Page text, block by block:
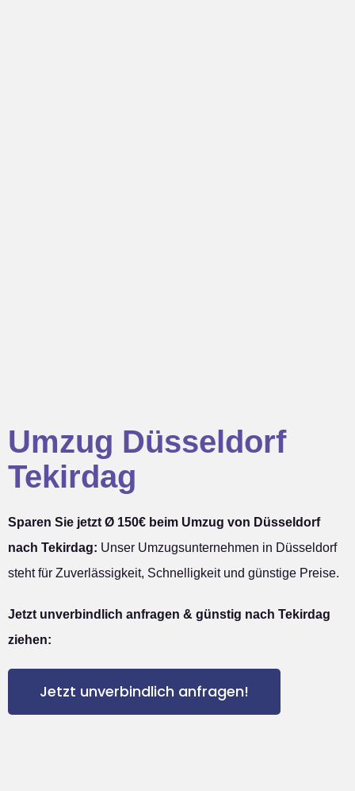
Umzug Düsseldorf
Tekirdag
Sparen Sie jetzt Ø 150€ beim Umzug von Düsseldorf
nach Tekirdag: Unser Umzugsunternehmen in Düsseldorf
steht für Zuverlässigkeit, Schnelligkeit und günstige Preise.
Jetzt unverbindlich anfragen & günstig nach Tekirdag
ziehen:
Jetzt unverbindlich anfragen!